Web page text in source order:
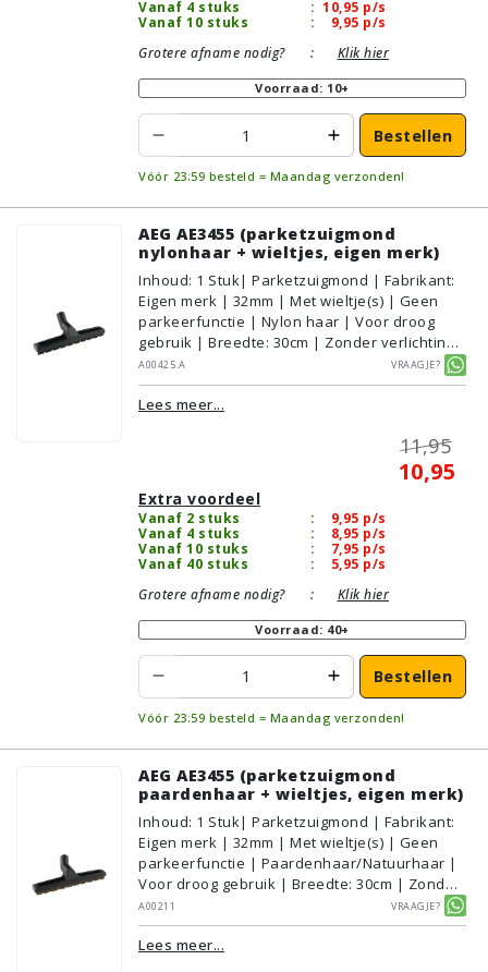
Vanaf 4 stuks
: 10,95 p/s
Vanaf 10 stuks
: 9,95 p/s
Grotere afname nodig?
: Klik hier
Voorraad: 10+
Bestellen
Vóór 23:59 besteld = Maandag verzonden!
AEG AE3455 (parketzuigmond
nylonhaar + wieltjes, eigen merk)
Inhoud: 1 Stuk| Parketzuigmond | Fabrikant:
Eigen merk | 32mm | Met wieltje(s) | Geen
parkeerfunctie | Nylon haar | Voor droog
gebruik | Breedte: 30cm | Zonder verlichting |
Zonder kliksysteem | Zwart | Alternatief |
Geschikt voor vloertype: Plavuizen/Tegels,
Parket/Laminaat, PVC/Vinyl
A00425.A Vraagje?
Lees meer...
11,95
10,95
Extra voordeel
Vanaf 2 stuks : 9,95 p/s
Vanaf 4 stuks
: 8,95 p/s
Vanaf 10 stuks
: 7,95 p/s
Vanaf 40 stuks
: 5,95 p/s
Grotere afname nodig?
: Klik hier
Voorraad: 40+
Bestellen
Vóór 23:59 besteld = Maandag verzonden!
AEG AE3455 (parketzuigmond
paardenhaar + wieltjes, eigen merk)
Inhoud: 1 Stuk| Parketzuigmond | Fabrikant:
Eigen merk | 32mm | Met wieltje(s) | Geen
parkeerfunctie | Paardenhaar/Natuurhaar |
Voor droog gebruik | Breedte: 30cm | Zonder
verlichting | Zonder kliksysteem | Zwart |
Alternatief | Geschikt voor vloertype:
Plavuizen/Tegels, Parket/Laminaat, PVC/Vinyl
A00211 Vraagje?
Lees meer...